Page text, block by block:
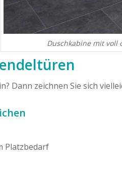
Duschkabine mit voll
Dann zeichnen Sie sich
Platzbedarf